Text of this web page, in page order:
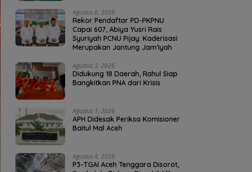
Agustus 6, 2026
Rekor Pendaftar PD-PKPNU
Capai 607, Abiya Yusri Rais
Syuriyah PCNU Pijay: Kaderisasi
Merupakan Jantung Jam’iyah
Agustus 3, 2026
Didukung 18 Daerah, Rahul Siap
Bangkitkan PNA dari Krisis
Agustus 1, 2026
APH Didesak Periksa Komisioner
Baitul Mal Aceh
Agustus 4, 2026
P3-TGAI Aceh Tenggara Disorot,